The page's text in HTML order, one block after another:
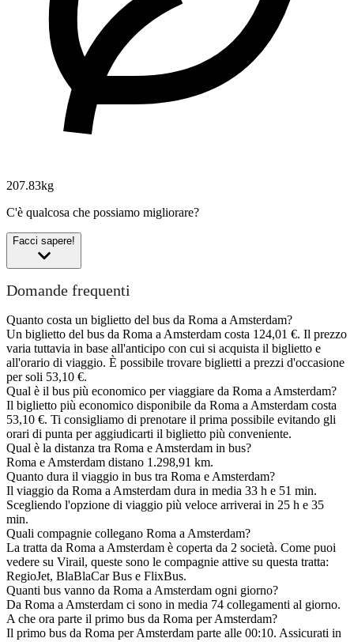
207.83kg
C'è qualcosa che possiamo migliorare?
Facci sapere!
Domande frequenti
Quanto costa un biglietto del bus da Roma a Amsterdam?
Un biglietto del bus da Roma a Amsterdam costa 124,01 €. Il prezzo
varia tuttavia in base all'anticipo con cui si acquista il biglietto e
all'orario di viaggio. È possibile trovare biglietti a prezzi d'occasione
per soli 53,10 €.
Qual è il bus più economico per viaggiare da Roma a Amsterdam?
Il biglietto più economico disponibile da Roma a Amsterdam costa
53,10 €. Ti consigliamo di prenotare il prima possibile evitando gli
orari di punta per aggiudicarti il biglietto più conveniente.
Qual è la distanza tra Roma e Amsterdam in bus?
Roma e Amsterdam distano 1.298,91 km.
Quanto dura il viaggio in bus tra Roma e Amsterdam?
Il viaggio da Roma a Amsterdam dura in media 33 h e 51 min.
Scegliendo l'opzione di viaggio più veloce arriverai in 25 h e 35
min.
Quali compagnie collegano Roma a Amsterdam?
La tratta da Roma a Amsterdam è coperta da 2 società. Come puoi
vedere su Virail, queste sono le compagnie attive su questa tratta:
RegioJet, BlaBlaCar Bus e FlixBus.
Quanti bus vanno da Roma a Amsterdam ogni giorno?
Da Roma a Amsterdam ci sono in media 74 collegamenti al giorno.
A che ora parte il primo bus da Roma per Amsterdam?
Il primo bus da Roma per Amsterdam parte alle 00:10. Assicurati in